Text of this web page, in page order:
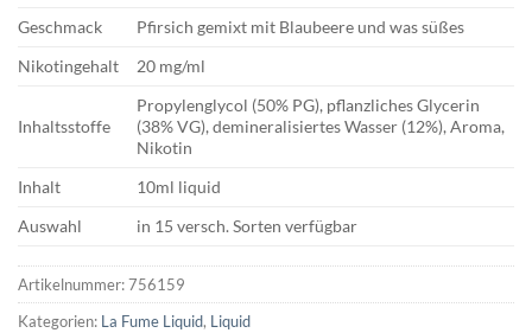
Geschmack
Pfirsich gemixt mit Blaubeere und was süßes
Nikotingehalt
20 mg/ml
Inhaltsstoffe
Propylenglycol (50% PG), pflanzliches Glycerin
(38% VG), demineralisiertes Wasser (12%), Aroma,
Nikotin
Inhalt
10ml liquid
Auswahl
in 15 versch. Sorten verfügbar
Artikelnummer:756159
Kategorien: La Fume Liquid, Liquid